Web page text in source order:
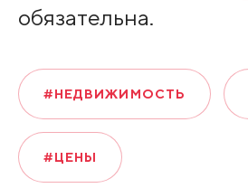
обязательна.
#НЕДВИЖИМОСТЬ
#ЦЕНЫ